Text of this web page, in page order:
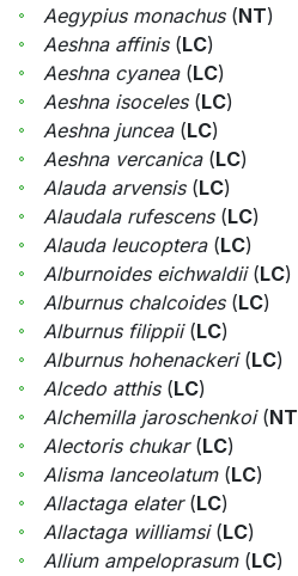
Aegypius monachus(NT)
Aeshna affinis(LC)
Aeshna cyanea(LC)
Aeshna isoceles(LC)
Aeshna juncea(LC)
Aeshna vercanica(LC)
Alauda arvensis(LC)
Alaudala rufescens(LC)
Alauda leucoptera(LC)
Alburnoides eichwaldii(LC)
Alburnus chalcoides(LC)
Alburnus filippii(LC)
Alburnus hohenackeri(LC)
Alcedo atthis(LC)
Alchemilla jaroschenkoi(NT
Alectoris chukar(LC)
Alisma lanceolatum(LC)
Allactaga elater(LC)
Allactaga williamsi(LC)
Allium ampeloprasum(LC)